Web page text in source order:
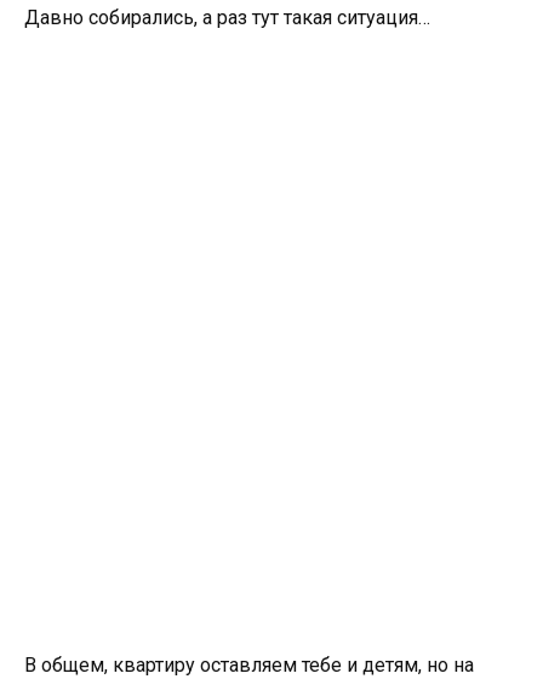
Давно собирались, а раз тут такая ситуация…
В общем, квартиру оставляем тебе и детям, но на